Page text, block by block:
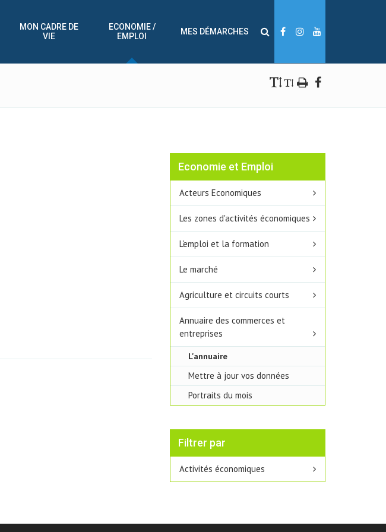
MON CADRE DE
VIE
ECONOMIE /
EMPLOI
MES DÉMARCHES
Economie et Emploi
Acteurs Economiques
Les zones d'activités économiques
L'emploi et la formation
Le marché
Agriculture et circuits courts
Annuaire des commerces et
entreprises
L'annuaire
Mettre à jour vos données
Portraits du mois
Filtrer par
Activités économiques